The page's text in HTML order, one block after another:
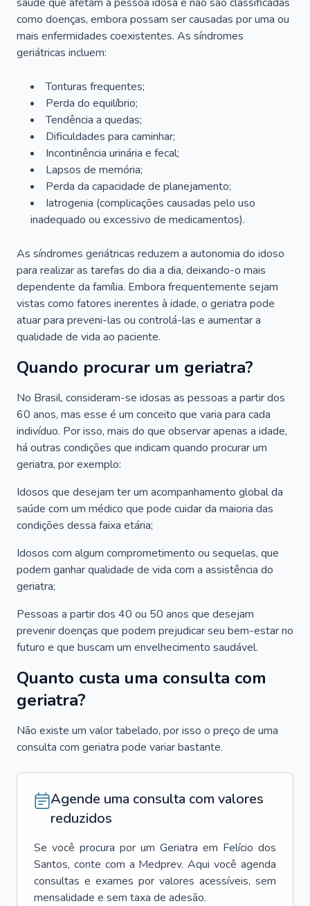
como doenças, embora possam ser causadas por uma ou
mais enfermidades coexistentes. As síndromes
geriátricas incluem:
Tonturas frequentes;
Perda do equilíbrio;
Tendência a quedas;
Dificuldades para caminhar;
Incontinência urinária e fecal;
Lapsos de memória;
Perda da capacidade de planejamento;
Iatrogenia (complicações causadas pelo uso
inadequado ou excessivo de medicamentos).
As síndromes geriátricas reduzem a autonomia do idoso
para realizar as tarefas do dia a dia, deixando-o mais
dependente da família. Embora frequentemente sejam
vistas como fatores inerentes à idade, o geriatra pode
atuar para preveni-las ou controlá-las e aumentar a
qualidade de vida ao paciente.
Quando procurar um geriatra?
No Brasil, consideram-se idosas as pessoas a partir dos
60 anos, mas esse é um conceito que varia para cada
indivíduo. Por isso, mais do que observar apenas a idade,
há outras condições que indicam quando procurar um
geriatra, por exemplo:
Idosos que desejam ter um acompanhamento global da
saúde com um médico que pode cuidar da maioria das
condições dessa faixa etária;
Idosos com algum comprometimento ou sequelas, que
podem ganhar qualidade de vida com a assistência do
geriatra;
Pessoas a partir dos 40 ou 50 anos que desejam
prevenir doenças que podem prejudicar seu bem-estar no
futuro e que buscam um envelhecimento saudável.
Quanto custa uma consulta com
geriatra?
Não existe um valor tabelado, por isso o preço de uma
consulta com geriatra pode variar bastante.
Agende uma consulta com valores
reduzidos
Se você procura por um Geriatra em Felício dos
Santos, conte com a Medprev. Aqui você agenda
consultas e exames por valores acessíveis, sem
mensalidade e sem taxa de adesão.